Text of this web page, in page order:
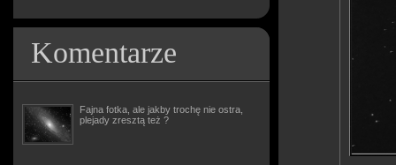
Komentarze
Fajna fotka, ale jakby trochę nie ostra,
plejady zresztą też ?